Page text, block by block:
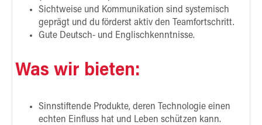
Sichtweise und Kommunikation sind systemisch
geprägt und du förderst aktiv den Teamfortschritt.
Gute Deutsch- und Englischkenntnisse.
Was wir bieten:
Sinnstiftende Produkte, deren Technologie einen
echten Einfluss hat und Leben schützen kann.